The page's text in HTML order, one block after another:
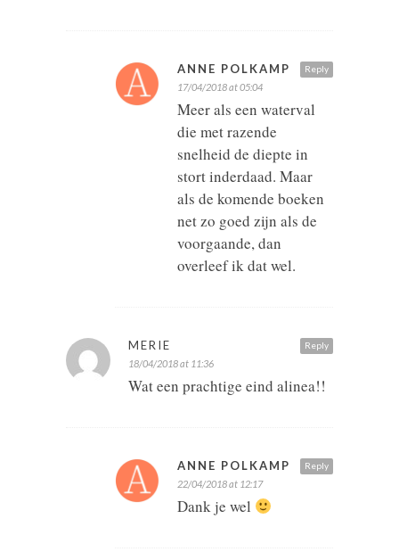
Reply
ANNE POLKAMP
17/04/2018 at 05:04
Meer als een waterval
die met razende
snelheid de diepte in
stort inderdaad. Maar
als de komende boeken
net zo goed zijn als de
voorgaande, dan
overleef ik dat wel.
Reply
MERIE
18/04/2018 at 11:36
Wat een prachtige eind alinea!!
Reply
ANNE POLKAMP
22/04/2018 at 12:17
Dank je wel